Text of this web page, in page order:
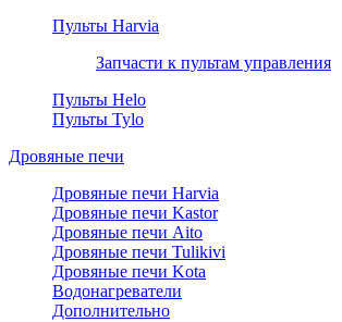
Пульты Harvia
Запчасти к пультам управления
Пульты Helo
Пульты Tylo
Дровяные печи
Дровяные печи Harvia
Дровяные печи Kastor
Дровяные печи Aito
Дровяные печи Tulikivi
Дровяные печи Kota
Водонагреватели
Дополнительно